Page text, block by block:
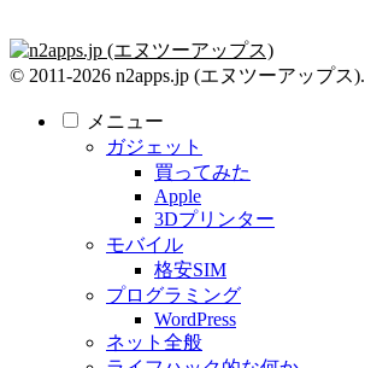
© 2011-2026 n2apps.jp (エヌツーアップス).
メニュー
ガジェット
買ってみた
Apple
3Dプリンター
モバイル
格安SIM
プログラミング
WordPress
ネット全般